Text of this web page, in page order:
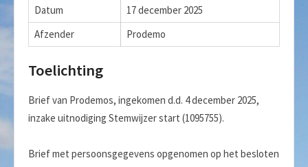
Datum
17 december 2025
Afzender
Prodemo
Toelichting
Brief van Prodemos, ingekomen d.d. 4 december 2025,
inzake uitnodiging Stemwijzer start (1095755).
Brief met persoonsgegevens opgenomen op het besloten